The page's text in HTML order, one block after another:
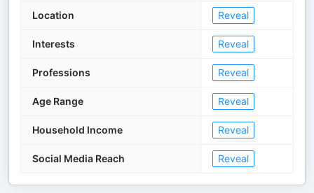
Location Reveal
Interests Reveal
Professions Reveal
Age Range Reveal
Household Income Reveal
Social Media Reach Reveal